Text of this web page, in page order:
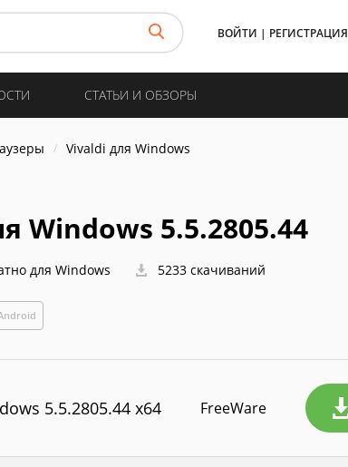
ВОЙТИ | РЕГИСТРАЦИЯ
СТАТЬИ И ОБЗОРЫ
Vivaldi для Windows
Windows 5.5.2805.44
для Windows 5233 скачиваний
5.5.2805.44 x64 FreeWare